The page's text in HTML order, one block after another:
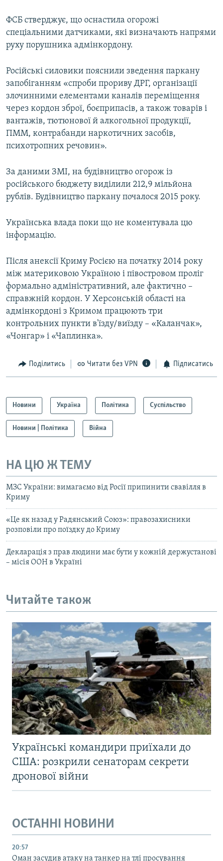
ФСБ стверджує, що оснастила огорожі
спеціальними датчиками, які визначають напрями
руху порушника адмінкордону.
Російські силовики пояснили зведення паркану
запобіганням «спроби прориву ДРГ, організації
злочинними елементами каналів переміщення
через кордон зброї, боєприпасів, а також товарів і
вантажів, тютюнової й алкогольної продукції,
ПММ, контрабанди наркотичних засобів,
психотропних речовин».
За даними ЗМІ, на будівництво огорож із
російського бюджету виділили 212,9 мільйона
рублів. Будівництво паркану почалося 2015 року.
Українська влада поки що не коментувала цю
інформацію.
Після анексії Криму Росією на початку 2014 року
між материковою Україною і півостровом проліг
формально адміністративний, але фактично –
справжній кордон. У Херсонській області на
адмінкордоні з Кримом працюють три
контрольних пункти в'їзду/виїзду – «Каланчак»,
«Чонгар» і «Чаплинка».
Поділитись Читати без VPN Підписатись
Новини Україна Політика Суспільство
Новини | Політика Війна
НА ЦЮ Ж ТЕМУ
МЗС України: вимагаємо від Росії припинити свавілля в
Криму
«Це як назад у Радянський Союз»: правозахисники
розповіли про поїздку до Криму
Декларація з прав людини має бути у кожній держустанові
– місія ООН в Україні
Читайте також
Українські командири приїхали до
США: розкрили сенаторам секрети
дронової війни
ОСТАННІ НОВИНИ
20:57
Оман засудив атаку на танкер на тлі просування